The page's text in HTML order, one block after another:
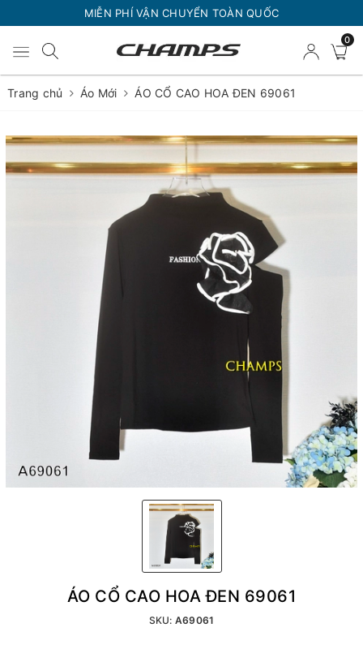
MIỄN PHÍ VẬN CHUYỂN TOÀN QUỐC
0
Trang chủ Áo Mới ÁO CỔ CAO HOA ĐEN 69061
ÁO CỔ CAO HOA ĐEN 69061
SKU: A69061